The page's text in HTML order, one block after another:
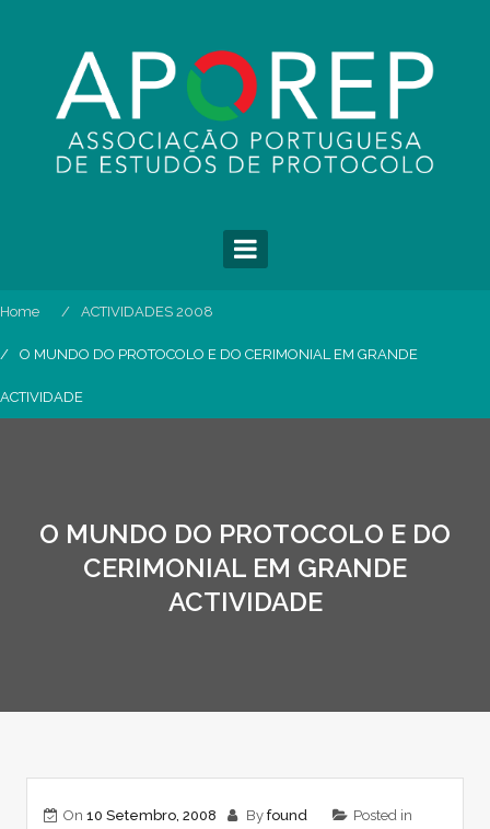
Home ACTIVIDADES 2008
O MUNDO DO PROTOCOLO E DO CERIMONIAL EM GRANDE
ACTIVIDADE
O MUNDO DO PROTOCOLO E DO
CERIMONIAL EM GRANDE
ACTIVIDADE
On 10 Setembro, 2008 By found
Posted in